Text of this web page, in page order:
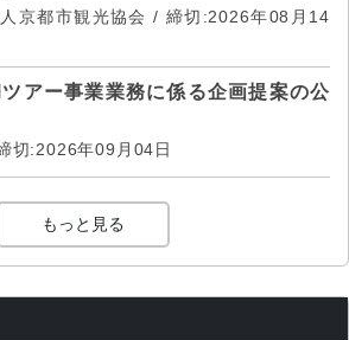
京都市観光協会 / 締切:2026年08月14
アー事業業務に係る企画提案の公
切:2026年09月04日
もっと見る